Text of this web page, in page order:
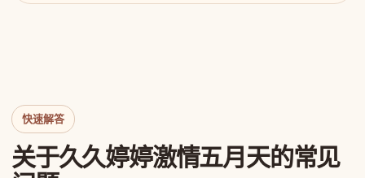
快速解答
关于久久婷婷激情五月天的常见